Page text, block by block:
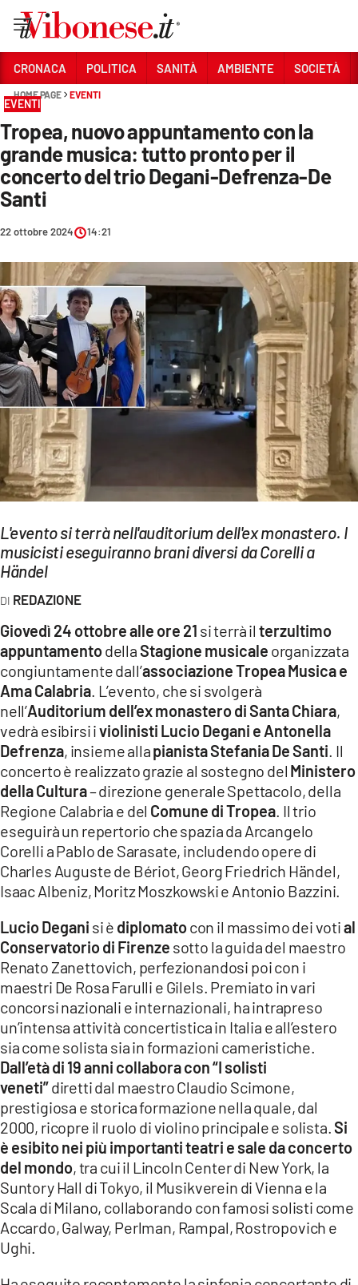
Sezioni
CRONACA
POLITICA
SANITÀ
AMBIENTE
SOCIETÀ
CULTURA
ECONOMIA E LAVORO
EVENTI
SPORT
Streaming
LAC TV
LAC ONAIR
LaC
Network
LACPLAY.IT
LACTV.IT
LACONAIR.IT
LACITYMAG.IT
ILREGGINO.IT
COSENZACHANNEL.IT
ILVIBONESE.IT
CATANZAROCHANNEL.IT
App
ANDROID
APPLE
CRONACA POLITICA SANITÀ AMBIENTE SOCIETÀ
HOME PAGE EVENTI
EVENTI
Tropea, nuovo appuntamento con la
grande musica: tutto pronto per il
concerto del trio Degani-Defrenza-De
Santi
22 ottobre 2024 14:21
L'evento si terrà nell'auditorium dell'ex monastero. I
musicisti eseguiranno brani diversi da Corelli a
Händel
REDAZIONE
Giovedì 24 ottobre alle ore 21 si terrà il terzultimo
appuntamentodellaStagione musicale organizzata
congiuntamente dall’associazione Tropea Musica e
Ama Calabria . L’evento, che si svolgerà
nell’Auditorium dell’ex monastero di Santa Chiara,
vedrà esibirsi iviolinisti Lucio Degani e Antonella
Defrenza, insieme allapianista Stefania De Santi . Il
concerto è realizzato grazie al sostegno del Ministero
della Cultura– direzione generale Spettacolo, della
Regione Calabria e del Comune di Tropea . Il trio
eseguirà un repertorio che spazia da Arcangelo
Corelli a Pablo de Sarasate, includendo opere di
Charles Auguste de Bériot, Georg Friedrich Händel,
Isaac Albeniz, Moritz Moszkowski e Antonio Bazzini.
Lucio Degani si è diplomatocon il massimo dei votial
Conservatorio di Firenze sotto la guida del maestro
Renato Zanettovich, perfezionandosi poi con i
maestri De Rosa Farulli e Gilels. Premiato in vari
concorsi nazionali e internazionali, ha intrapreso
un’intensa attività concertistica in Italia e all’estero
sia come solista sia in formazioni cameristiche.
Dall’età di 19 anni collabora con “I solisti
veneti”diretti dal maestro Claudio Scimone,
prestigiosa e storica formazione nella quale, dal
2000, ricopre il ruolo di violino principale e solista.Si
è esibito nei più importanti teatri e sale da concerto
del mondo, tra cui il Lincoln Center di New York, la
Suntory Hall di Tokyo, il Musikverein di Vienna e la
Scala di Milano, collaborando con famosi solisti come
Accardo, Galway, Perlman, Rampal, Rostropovich e
Ughi.